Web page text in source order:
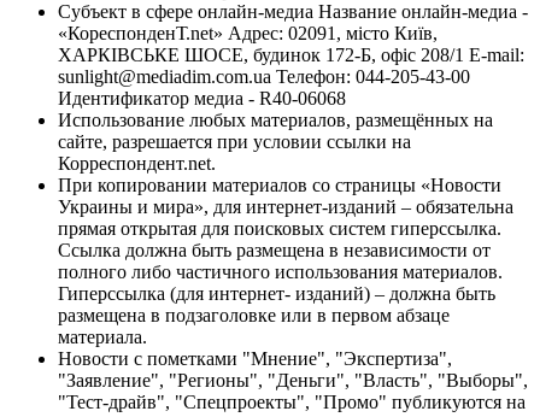
Субъект в сфере онлайн-медиа Название онлайн-медиа -
«КореспонденТ.net» Адрес: 02091, місто Київ,
ХАРКІВСЬКЕ ШОСЕ, будинок 172-Б, офіс 208/1 E-mail:
sunlight@mediadim.com.ua Телефон: 044-205-43-00
Идентификатор медиа - R40-06068
Использование любых материалов, размещённых на
сайте, разрешается при условии ссылки на
Корреспондент.net.
При копировании материалов со страницы «Новости
Украины и мира», для интернет-изданий – обязательна
прямая открытая для поисковых систем гиперссылка.
Ссылка должна быть размещена в независимости от
полного либо частичного использования материалов.
Гиперссылка (для интернет- изданий) – должна быть
размещена в подзаголовке или в первом абзаце
материала.
Новости с пометками "Мнение", "Экспертиза",
"Заявление", "Регионы", "Деньги", "Власть", "Выборы",
"Тест-драйв", "Спецпроекты", "Промо" публикуются на